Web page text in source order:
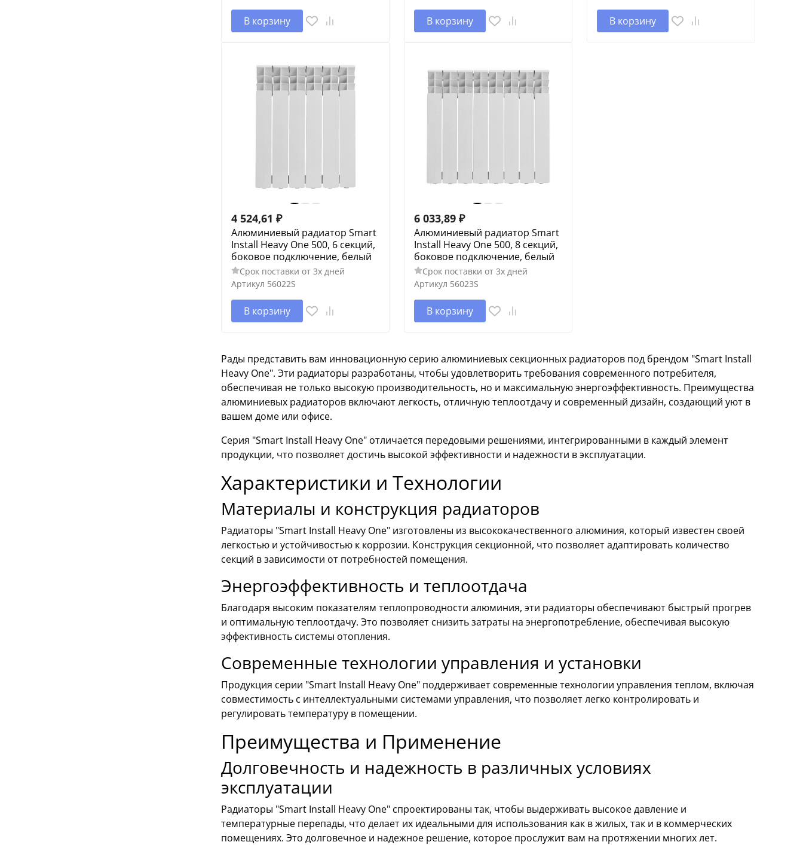
В корзину В корзину В корзину
4 524,61 ₽
Алюминиевый радиатор Smart
Install Heavy One 500, 6 секций,
боковое подключение, белый
Срок поставки от 3х дней
Артикул 56022S
В корзину
6 033,89 ₽
Алюминиевый радиатор Smart
Install Heavy One 500, 8 секций,
боковое подключение, белый
Срок поставки от 3х дней
Артикул 56023S
В корзину
Рады представить вам инновационную серию алюминиевых секционных радиаторов под брендом "Smart Install
Heavy One". Эти радиаторы разработаны, чтобы удовлетворить требования современного потребителя,
обеспечивая не только высокую производительность, но и максимальную энергоэффективность. Преимущества
алюминиевых радиаторов включают легкость, отличную теплоотдачу и современный дизайн, создающий уют в
вашем доме или офисе.
Серия "Smart Install Heavy One" отличается передовыми решениями, интегрированными в каждый элемент
продукции, что позволяет достичь высокой эффективности и надежности в эксплуатации.
Характеристики и Технологии
Материалы и конструкция радиаторов
Радиаторы "Smart Install Heavy One" изготовлены из высококачественного алюминия, который известен своей
легкостью и устойчивостью к коррозии. Конструкция секционной, что позволяет адаптировать количество
секций в зависимости от потребностей помещения.
Энергоэффективность и теплоотдача
Благодаря высоким показателям теплопроводности алюминия, эти радиаторы обеспечивают быстрый прогрев
и оптимальную теплоотдачу. Это позволяет снизить затраты на энергопотребление, обеспечивая высокую
эффективность системы отопления.
Современные технологии управления и установки
Продукция серии "Smart Install Heavy One" поддерживает современные технологии управления теплом, включая
совместимость с интеллектуальными системами управления, что позволяет легко контролировать и
регулировать температуру в помещении.
Преимущества и Применение
Долговечность и надежность в различных условиях
эксплуатации
Радиаторы "Smart Install Heavy One" спроектированы так, чтобы выдерживать высокое давление и
температурные перепады, что делает их идеальными для использования как в жилых, так и в коммерческих
помещениях. Это долговечное и надежное решение, которое прослужит вам на протяжении многих лет.